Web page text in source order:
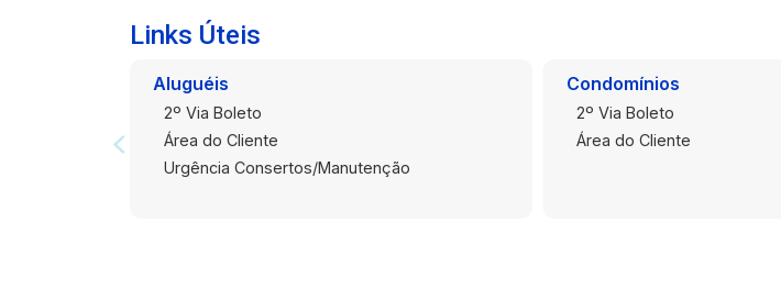
Links Úteis
Aluguéis
2º Via Boleto
Área do Cliente
Urgência Consertos/Manutenção
Condomínios
2º Via Boleto
Área do Cliente